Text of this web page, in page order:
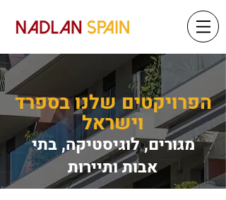
הפרויקטים שלנו בספרד
וישראל
מגורים, לוגיסטיקה, בתי
אבות ותיירות